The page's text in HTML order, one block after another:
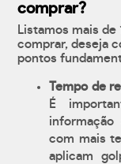
comprar?
Listamos mais
comprar, deseja
pontos
Tempo de
É
com mais
aplicam